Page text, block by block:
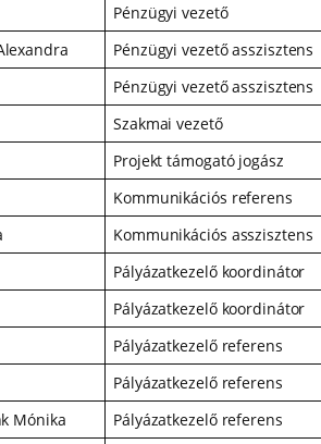
Pénzügyi vezető
Pénzügyi vezető asszisztens
Pénzügyi vezető asszisztens
Szakmai vezető
Projekt támogató jogász
Kommunikációs referens
Kommunikációs asszisztens
Pályázatkezelő koordinátor
Pályázatkezelő koordinátor
Pályázatkezelő referens
Pályázatkezelő referens
Mónika
Pályázatkezelő referens